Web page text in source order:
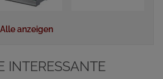
Alle anzeigen
INTERESSANTE